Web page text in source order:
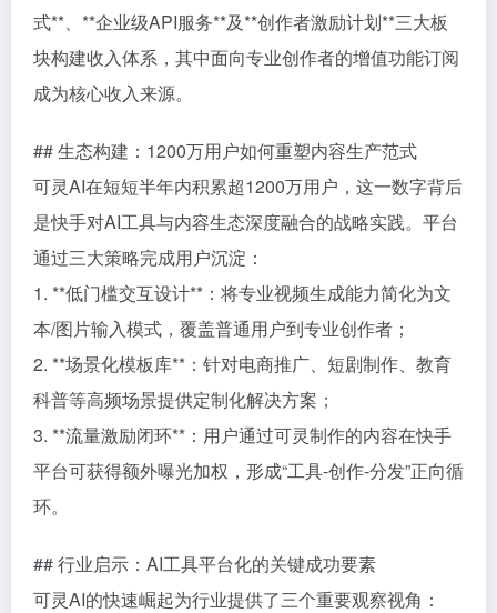
式**、**企业级API服务**及**创作者激励计划**三大板
块构建收入体系，其中面向专业创作者的增值功能订阅
成为核心收入来源。
## 生态构建：1200万用户如何重塑内容生产范式
可灵AI在短短半年内积累超1200万用户，这一数字背后
是快手对AI工具与内容生态深度融合的战略实践。平台
通过三大策略完成用户沉淀：
1. **低门槛交互设计**：将专业视频生成能力简化为文
本/图片输入模式，覆盖普通用户到专业创作者；
2. **场景化模板库**：针对电商推广、短剧制作、教育
科普等高频场景提供定制化解决方案；
3. **流量激励闭环**：用户通过可灵制作的内容在快手
平台可获得额外曝光加权，形成“工具-创作-分发”正向循
环。
## 行业启示：AI工具平台化的关键成功要素
可灵AI的快速崛起为行业提供了三个重要观察视角：